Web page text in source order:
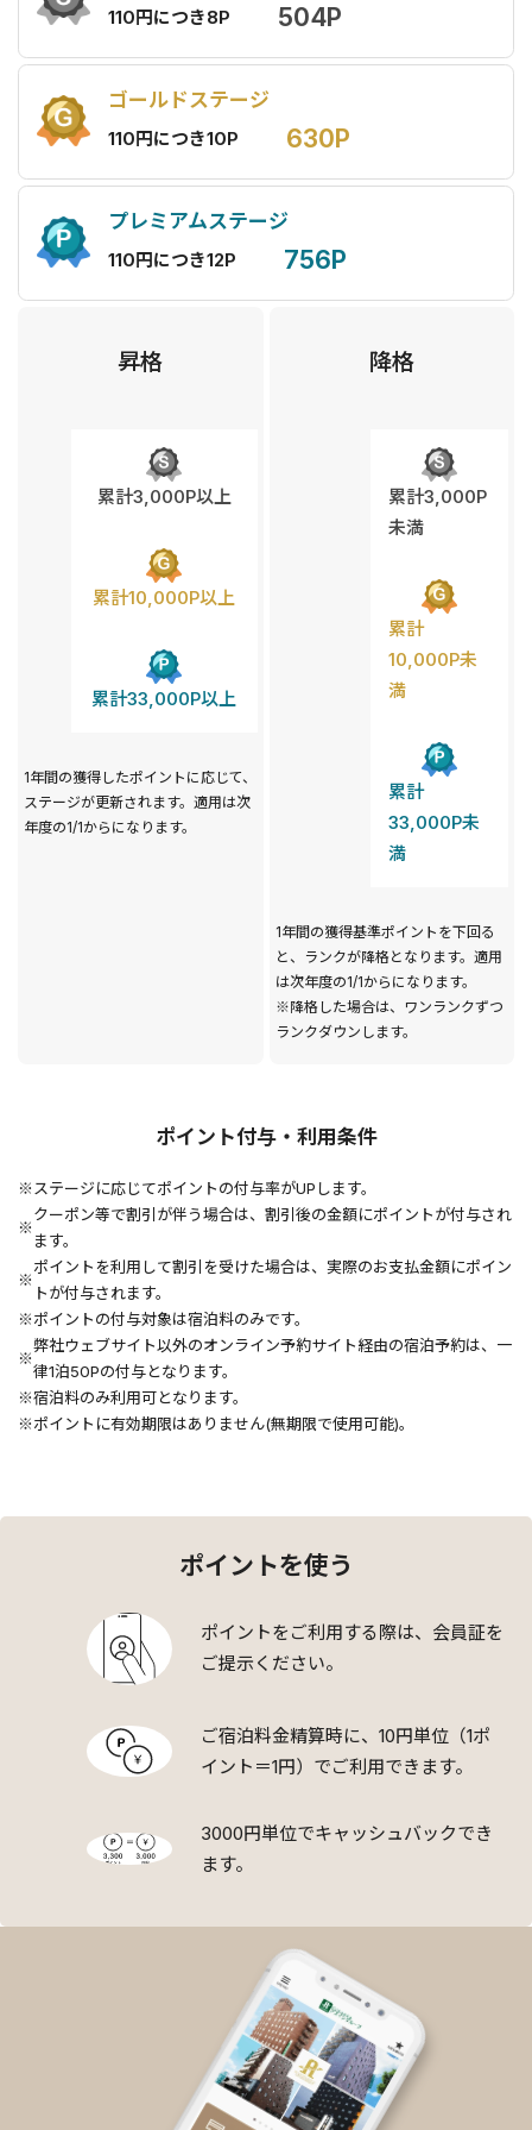
110円につき8P 504P
ゴールドステージ
110円につき10P 630P
プレミアムステージ
110円につき12P 756P
昇格
累計3,000P以上
累計10,000P以上
累計33,000P以上
1年間の獲得したポイントに応じて、
ステージが更新されます。適用は次
年度の1/1からになります。
降格
累計3,000P
未満
累計
10,000P未
満
累計
33,000P未
満
1年間の獲得基準ポイントを下回る
と、ランクが降格となります。適用
は次年度の1/1からになります。
※降格した場合は、ワンランクずつ
ランクダウンします。
ポイント付与・利用条件
ステージに応じてポイントの付与率がUPします。
クーポン等で割引が伴う場合は、割引後の金額にポイントが付与され
ます。
ポイントを利用して割引を受けた場合は、実際のお支払金額にポイン
トが付与されます。
ポイントの付与対象は宿泊料のみです。
弊社ウェブサイト以外のオンライン予約サイト経由の宿泊予約は、一
律1泊50Pの付与となります。
宿泊料のみ利用可となります。
ポイントに有効期限はありません(無期限で使用可能)。
ポイントを使う
ポイントをご利用する際は、会員証を
ご提示ください。
ご宿泊料金精算時に、10円単位（1ポ
イント＝1円）でご利用できます。
3000円単位でキャッシュバックでき
ます。